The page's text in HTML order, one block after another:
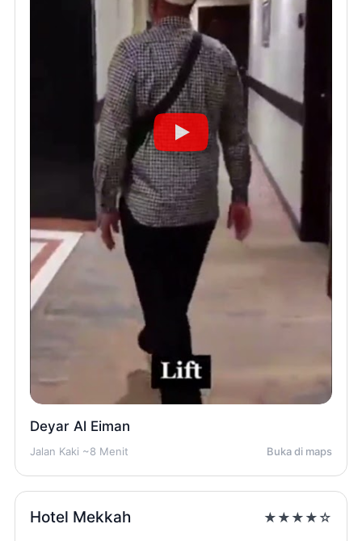
Deyar Al Eiman
Jalan Kaki ~8 Menit Buka di maps
Hotel Mekkah ★★★★☆